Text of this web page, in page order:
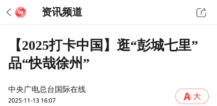
资讯频道
【2025打卡中国】逛“彭城七里”
品“快哉徐州”
中央广电总台国际在线
2025-11-13 16:07